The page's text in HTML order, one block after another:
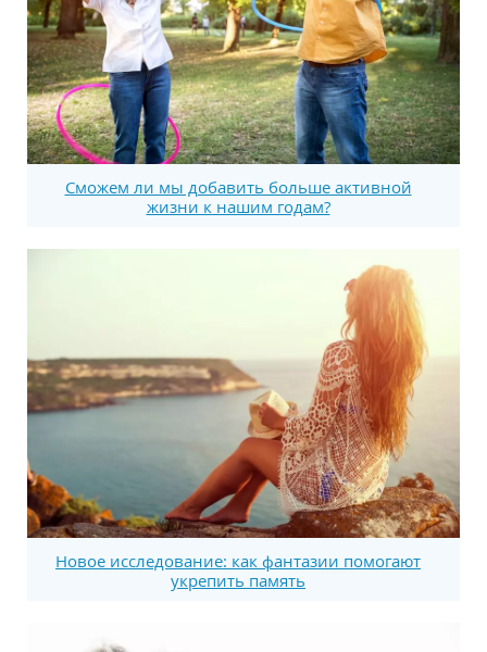
Сможем ли мы добавить больше активной
жизни к нашим годам?
Новое исследование: как фантазии помогают
укрепить память